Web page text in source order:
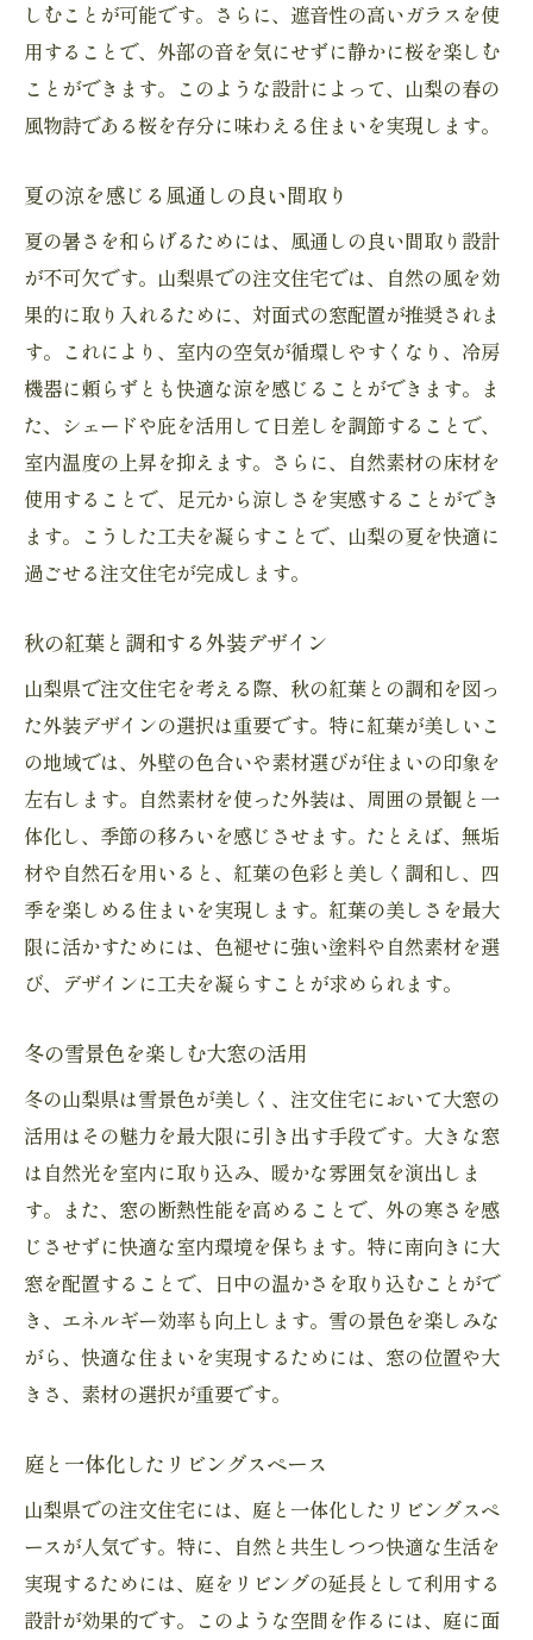
しむことが可能です。さらに、遮音性の高いガラスを使
用することで、外部の音を気にせずに静かに桜を楽しむ
ことができます。このような設計によって、山梨の春の
風物詩である桜を存分に味わえる住まいを実現します。
夏の涼を感じる風通しの良い間取り
夏の暑さを和らげるためには、風通しの良い間取り設計
が不可欠です。山梨県での注文住宅では、自然の風を効
果的に取り入れるために、対面式の窓配置が推奨されま
す。これにより、室内の空気が循環しやすくなり、冷房
機器に頼らずとも快適な涼を感じることができます。ま
た、シェードや庇を活用して日差しを調節することで、
室内温度の上昇を抑えます。さらに、自然素材の床材を
使用することで、足元から涼しさを実感することができ
ます。こうした工夫を凝らすことで、山梨の夏を快適に
過ごせる注文住宅が完成します。
秋の紅葉と調和する外装デザイン
山梨県で注文住宅を考える際、秋の紅葉との調和を図っ
た外装デザインの選択は重要です。特に紅葉が美しいこ
の地域では、外壁の色合いや素材選びが住まいの印象を
左右します。自然素材を使った外装は、周囲の景観と一
体化し、季節の移ろいを感じさせます。たとえば、無垢
材や自然石を用いると、紅葉の色彩と美しく調和し、四
季を楽しめる住まいを実現します。紅葉の美しさを最大
限に活かすためには、色褪せに強い塗料や自然素材を選
び、デザインに工夫を凝らすことが求められます。
冬の雪景色を楽しむ大窓の活用
冬の山梨県は雪景色が美しく、注文住宅において大窓の
活用はその魅力を最大限に引き出す手段です。大きな窓
は自然光を室内に取り込み、暖かな雰囲気を演出しま
す。また、窓の断熱性能を高めることで、外の寒さを感
じさせずに快適な室内環境を保ちます。特に南向きに大
窓を配置することで、日中の温かさを取り込むことがで
き、エネルギー効率も向上します。雪の景色を楽しみな
がら、快適な住まいを実現するためには、窓の位置や大
きさ、素材の選択が重要です。
庭と一体化したリビングスペース
山梨県での注文住宅には、庭と一体化したリビングスペ
ースが人気です。特に、自然と共生しつつ快適な生活を
実現するためには、庭をリビングの延長として利用する
設計が効果的です。このような空間を作るには、庭に面